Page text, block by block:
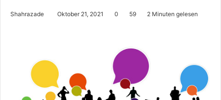
Shahrazade Oktober 21, 2021 0 59 2 Minuten gelesen